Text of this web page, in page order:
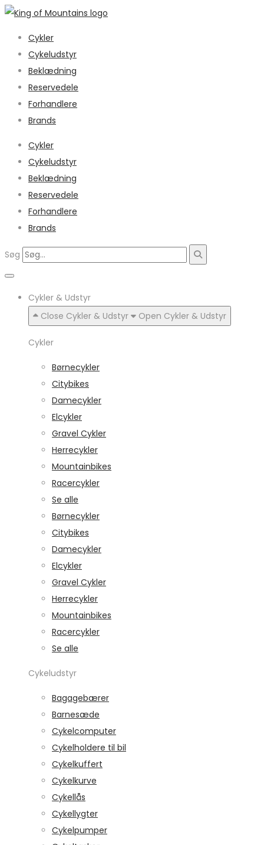
Cykler
Cykeludstyr
Beklædning
Reservedele
Forhandlere
Brands
Cykler
Cykeludstyr
Beklædning
Reservedele
Forhandlere
Brands
Søg
Cykler & Udstyr
Close Cykler & Udstyr
Open Cykler & Udstyr
Cykler
Børnecykler
Citybikes
Damecykler
Elcykler
Gravel Cykler
Herrecykler
Mountainbikes
Racercykler
Se alle
Børnecykler
Citybikes
Damecykler
Elcykler
Gravel Cykler
Herrecykler
Mountainbikes
Racercykler
Se alle
Cykeludstyr
Bagagebærer
Barnesæde
Cykelcomputer
Cykelholdere til bil
Cykelkuffert
Cykelkurve
Cykellås
Cykellygter
Cykelpumper